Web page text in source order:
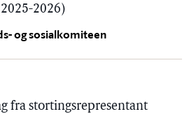
2026)
og sosialkomiteen
fra stortingsrepresentant